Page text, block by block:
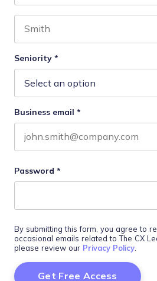
Seniority *
Business email *
Password *
By submitting this form, you agree to
occasional emails related to The CX
please review our Privacy Policy.